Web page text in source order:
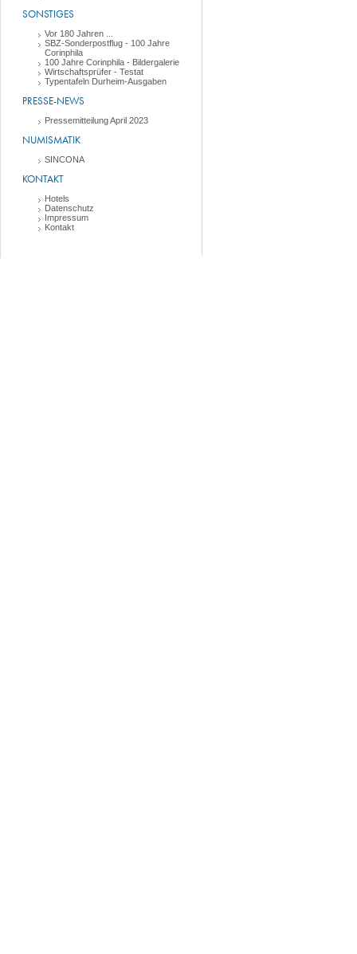
SONSTIGES
Vor 180 Jahren ...
SBZ-Sonderpostflug - 100 Jahre
Corinphila
100 Jahre Corinphila - Bildergalerie
Wirtschaftsprüfer - Testat
Typentafeln Durheim-Ausgaben
PRESSE-NEWS
Pressemitteilung April 2023
NUMISMATIK
SINCONA
KONTAKT
Hotels
Datenschutz
Impressum
Kontakt